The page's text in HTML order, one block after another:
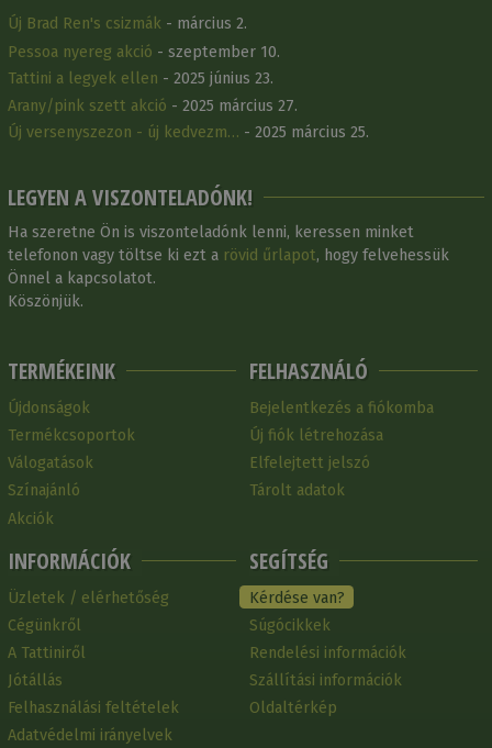
Új Brad Ren's csizmák - március 2.
Pessoa nyereg akció - szeptember 10.
Tattini a legyek ellen - 2025 június 23.
Arany/pink szett akció - 2025 március 27.
Új versenyszezon - új kedvezm… - 2025 március 25.
LEGYEN A VISZONTELADÓNK!
Ha szeretne Ön is viszonteladónk lenni, keressen minket
telefonon vagy töltse ki ezt a rövid űrlapot, hogy felvehessük
Önnel a kapcsolatot.
Köszönjük.
TERMÉKEINK
Újdonságok
Termékcsoportok
Válogatások
Színajánló
Akciók
INFORMÁCIÓK
Üzletek / elérhetőség
Cégünkről
A Tattiniről
Jótállás
Felhasználási feltételek
Adatvédelmi irányelvek
FELHASZNÁLÓ
Bejelentkezés a fiókomba
Új fiók létrehozása
Elfelejtett jelszó
Tárolt adatok
SEGÍTSÉG
Kérdése van?
Súgócikkek
Rendelési információk
Szállítási információk
Oldaltérkép